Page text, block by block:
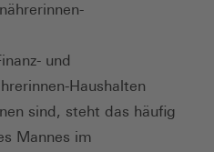
und
Haushalten
sind, steht das häufig
Mannes im